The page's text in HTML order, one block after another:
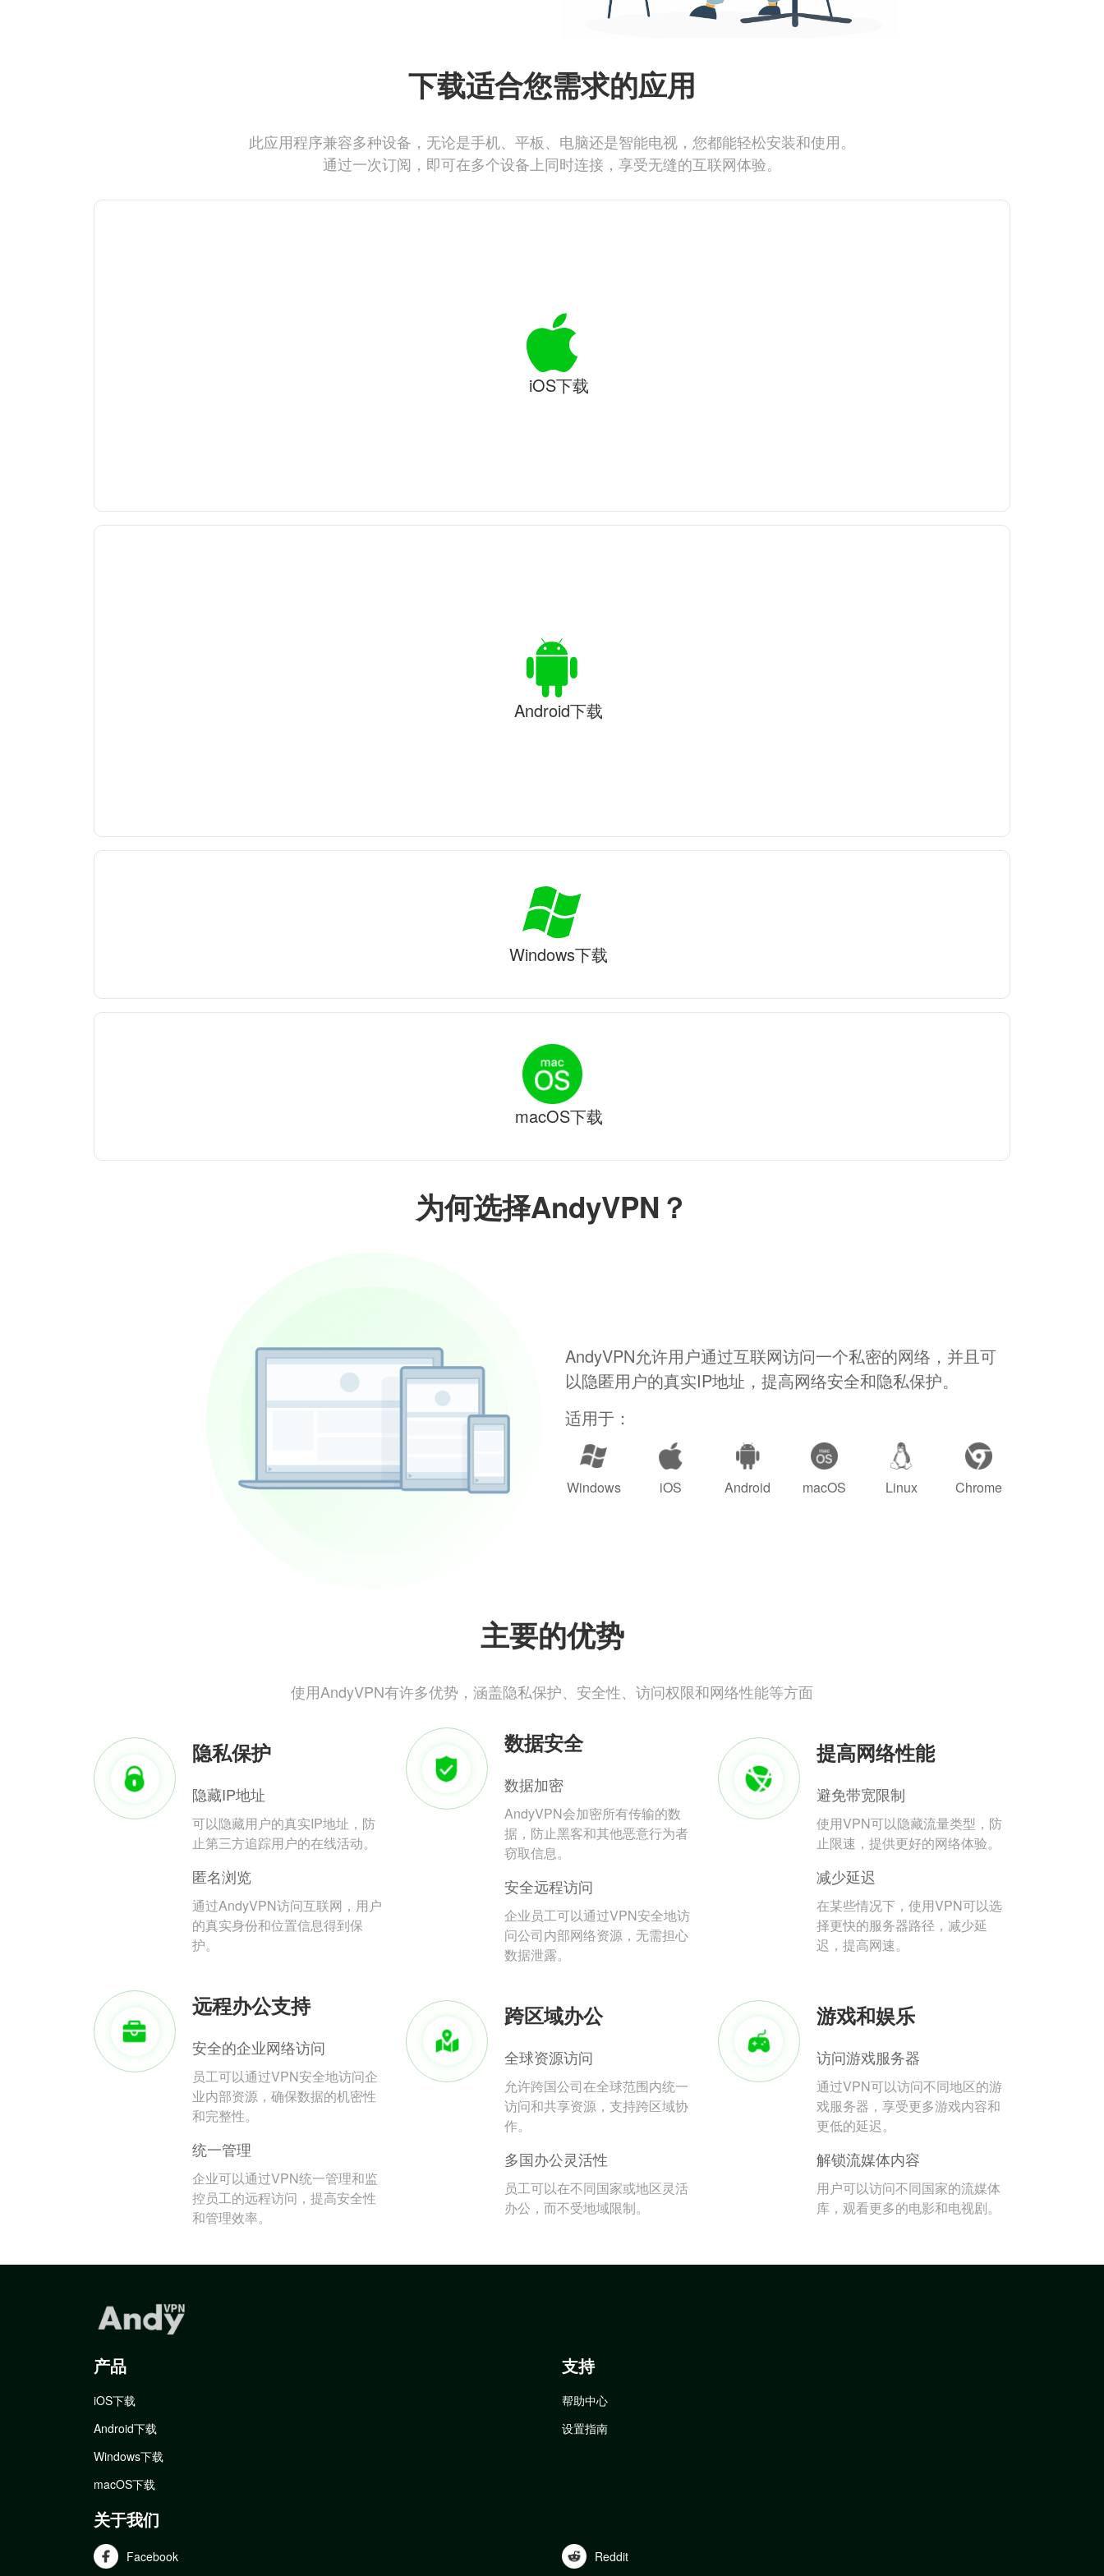
为何选择AndyVPN？
AndyVPN允许用户通过互联网访问一个私密的网络，并且可
以隐匿用户的真实IP地址，提高网络安全和隐私保护。
适用于：
Windows iOS Android macOS Linux Chrome
主要的优势
使用AndyVPN有许多优势，涵盖隐私保护、安全性、访问权限和网络性能等方面
隐私保护
隐藏IP地址
可以隐藏用户的真实IP地址，防
止第三方追踪用户的在线活动。
匿名浏览
通过AndyVPN访问互联网，用户
的真实身份和位置信息得到保
护。
数据安全
数据加密
AndyVPN会加密所有传输的数
据，防止黑客和其他恶意行为者
窃取信息。
安全远程访问
企业员工可以通过VPN安全地访
问公司内部网络资源，无需担心
数据泄露。
提高网络性能
避免带宽限制
使用VPN可以隐藏流量类型，防
止限速，提供更好的网络体验。
减少延迟
在某些情况下，使用VPN可以选
择更快的服务器路径，减少延
迟，提高网速。
远程办公支持
安全的企业网络访问
员工可以通过VPN安全地访问企
业内部资源，确保数据的机密性
和完整性。
统一管理
企业可以通过VPN统一管理和监
控员工的远程访问，提高安全性
和管理效率。
跨区域办公
全球资源访问
允许跨国公司在全球范围内统一
访问和共享资源，支持跨区域协
作。
多国办公灵活性
员工可以在不同国家或地区灵活
办公，而不受地域限制。
游戏和娱乐
访问游戏服务器
通过VPN可以访问不同地区的游
戏服务器，享受更多游戏内容和
更低的延迟。
解锁流媒体内容
用户可以访问不同国家的流媒体
库，观看更多的电影和电视剧。
下载适合您需求的应用
此应用程序兼容多种设备，无论是手机、平板、电脑还是智能电视，您都能轻松安装和使用。
通过一次订阅，即可在多个设备上同时连接，享受无缝的互联网体验。
iOS下载
Android下载
Windows下载
macOS下载
产品
iOS下载
Android下载
Windows下载
macOS下载
支持
帮助中心
设置指南
关于我们
Facebook Reddit